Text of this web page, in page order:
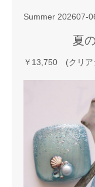
Summer 202607-
夏
￥13,750 (クリア